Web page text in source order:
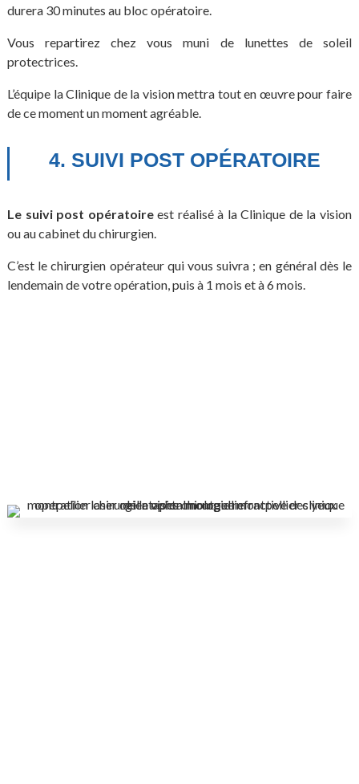
durera 30 minutes au bloc opératoire.
Vous repartirez chez vous muni de lunettes de soleil
protectrices.
L’équipe la Clinique de la vision mettra tout en œuvre pour faire
de ce moment un moment agréable.
4. SUIVI POST OPÉRATOIRE
Le suivi post opératoireest réalisé à la Clinique de la vision
ou au cabinet du chirurgien.
C’est le chirurgien opérateur qui vous suivra ; en général dès le
lendemain de votre opération, puis à 1 mois et à 6 mois.